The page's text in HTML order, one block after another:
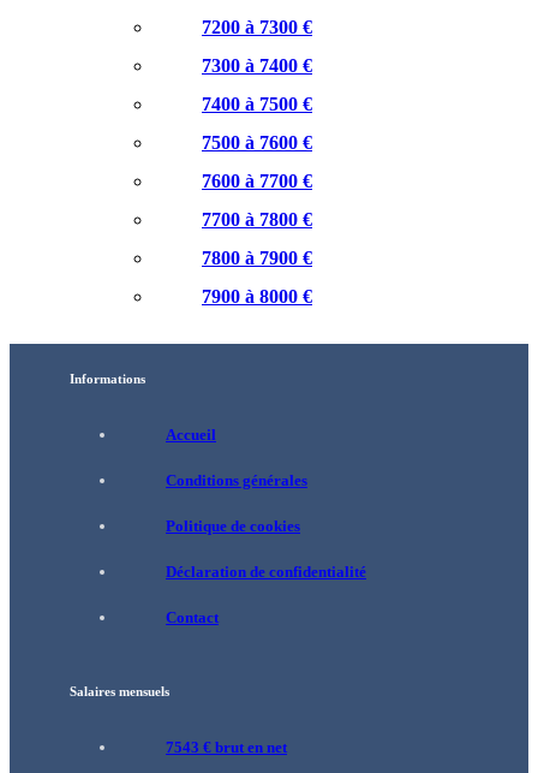
7200 à 7300 €
7300 à 7400 €
7400 à 7500 €
7500 à 7600 €
7600 à 7700 €
7700 à 7800 €
7800 à 7900 €
7900 à 8000 €
Informations
Accueil
Conditions générales
Politique de cookies
Déclaration de confidentialité
Contact
Salaires mensuels
7543 € brut en net